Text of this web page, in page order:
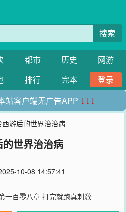
搜索
都市 历史
网游
排行 完本
登录
站客户端无广告APP ↓↓↓
西游后的世界治治病
的世界治治病
10-08 14:57:41
一百零八章 打完就跑真刺激